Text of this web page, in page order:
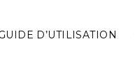
D’UTILISATION